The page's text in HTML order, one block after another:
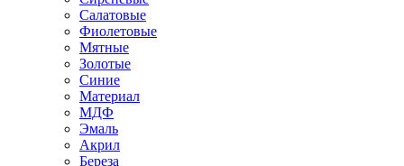
Салатовые
Фиолетовые
Мятные
Золотые
Синие
Материал
МДФ
Эмаль
Акрил
Береза